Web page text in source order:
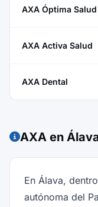
AXA Óptima Salud
AXA Activa Salud
AXA Dental
AXA en
En Álava,
autónoma del